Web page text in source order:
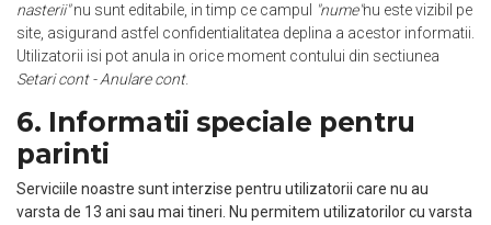
nasterii"nu sunt editabile, in timp ce campul "nume"nu este vizibil pe
site, asigurand astfel confidentialitatea deplina a acestor informatii.
Utilizatorii isi pot anula in orice moment contului din sectiunea
Setari cont - Anulare cont.
6. Informatii speciale pentru
parinti
Serviciile noastre sunt interzise pentru utilizatorii care nu au
varsta de 13 ani sau mai tineri. Nu permitem utilizatorilor cu varsta